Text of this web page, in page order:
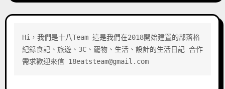
Hi，我們是十八Team 這是我們在2018開始建置的部落格
紀錄食記、旅遊、3C、寵物、生活、設計的生活日記 合作
需求歡迎來信 18eatsteam@gmail.com